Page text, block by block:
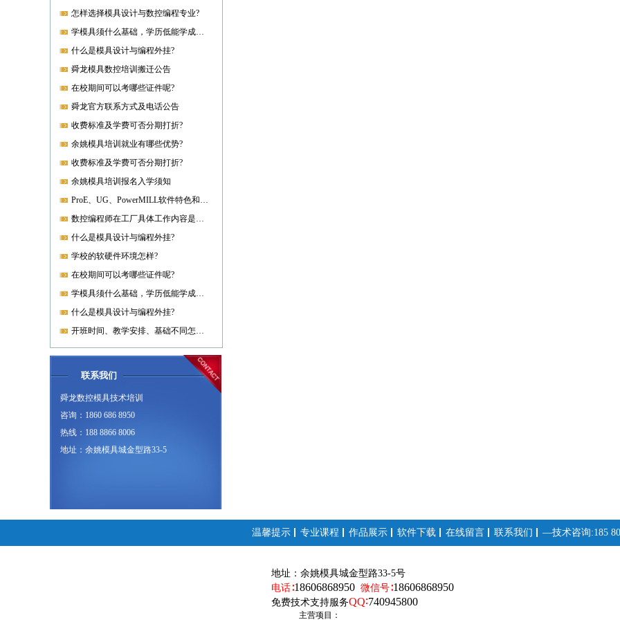
怎样选择模具设计与数控编程专业?
学模具须什么基础，学历低能学成就业吗?
什么是模具设计与编程外挂?
舜龙模具数控培训搬迁公告
在校期间可以考哪些证件呢?
舜龙官方联系方式及电话公告
收费标准及学费可否分期打折?
余姚模具培训就业有哪些优势?
收费标准及学费可否分期打折?
余姚模具培训报名入学须知
ProE、UG、PowerMILL软件特色和优势?
数控编程师在工厂具体工作内容是什么?
什么是模具设计与编程外挂?
学校的软硬件环境怎样?
在校期间可以考哪些证件呢?
学模具须什么基础，学历低能学成就业吗?
什么是模具设计与编程外挂?
开班时间、教学安排、基础不同怎样开课?
联系我们
舜龙数控模具技术培训
咨询：1860 686 8950
热线：188 8866 8006
地址：余姚模具城金型路33-5
温馨提示 专业课程 作品展示 软件下载 在线留言 联系我们 —技术咨询:185
地址： 余姚模具城金型路33-5号
电话∶18606868950 微信号∶18606868950
免费技术支持服务QQ∶740945800
主营项目：